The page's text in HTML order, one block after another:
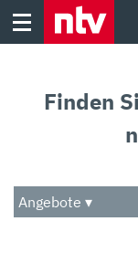
Skip
Audio
Das Beste
Finden
Angebote ▾